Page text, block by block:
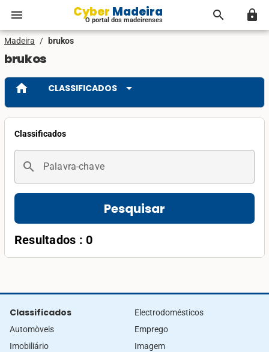
menu Cyber Madeira
O portal dos madeirenses search lock
Madeira / brukos
brukos
home CLASSIFICADOS arrow_drop_down
Classificados
search Palavra-chave
Pesquisar
Resultados : 0
Classificados
Automòveis
Imobiliário
Electrodomésticos
Emprego
Imagem